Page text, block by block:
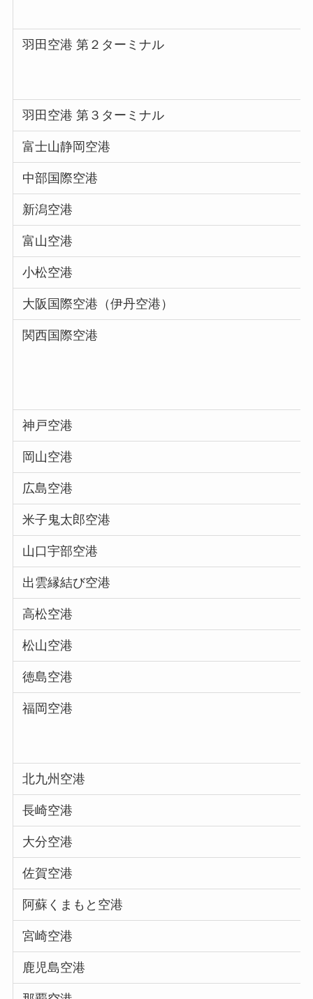
羽田空港 第２ターミナル
羽田空港 第３ターミナル
富士山静岡空港
中部国際空港
新潟空港
富山空港
小松空港
大阪国際空港（伊丹空港）
関西国際空港
神戸空港
岡山空港
広島空港
米子鬼太郎空港
山口宇部空港
出雲縁結び空港
高松空港
松山空港
徳島空港
福岡空港
北九州空港
長崎空港
大分空港
佐賀空港
阿蘇くまもと空港
宮崎空港
鹿児島空港